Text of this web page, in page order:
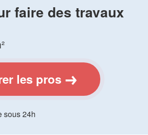
faire des travaux
les pros
sous 24h